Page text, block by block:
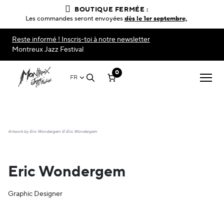
Reste informé ! Inscris-toi à notre newsletter
Montreux Jazz Festival
FR
0
Artwork by Eric Wondergem © Eric Wondergem
Eric Wondergem
Graphic Designer
BOUTIQUE FERMÉE :
Les commandes seront envoyéesdès le 1er septembre,